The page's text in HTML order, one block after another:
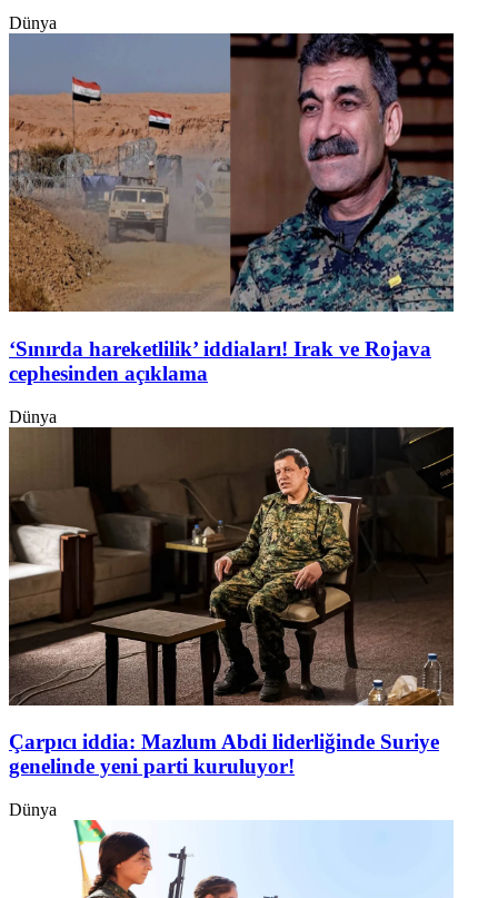
Dünya
‘Sınırda hareketlilik’ iddiaları! Irak ve Rojava
cephesinden açıklama
Dünya
Çarpıcı iddia: Mazlum Abdi liderliğinde Suriye
genelinde yeni parti kuruluyor!
Dünya